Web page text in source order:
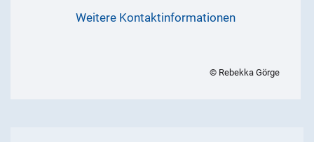
Weitere Kontaktinformationen
© Rebekka Görge